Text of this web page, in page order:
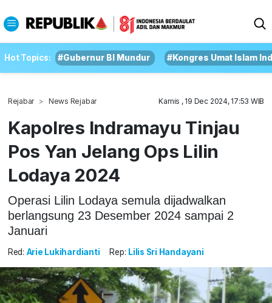
Hot Topics: #Gubernur BI Mundur #Kongres Umat Islam
Rejabar News Rejabar Kamis , 19 Dec 2024, 17:53 WIB
Kapolres Indramayu Tinjau
Pos Yan Jelang Ops Lilin
Lodaya 2024
Operasi Lilin Lodaya semula dijadwalkan
berlangsung 23 Desember 2024 sampai 2
Januari
Red: Arie Lukihardianti Rep: Lilis Sri Handayani